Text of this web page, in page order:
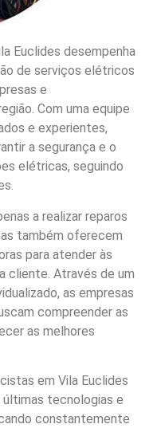
Euclides desempenha
de serviços elétricos
e
Com uma equipe
e experientes,
a segurança e o
elétricas, seguindo
a realizar reparos
também oferecem
para atender às
cliente. Através de um
as empresas
compreender as
as melhores
em Vila Euclides
tecnologias e
constantemente